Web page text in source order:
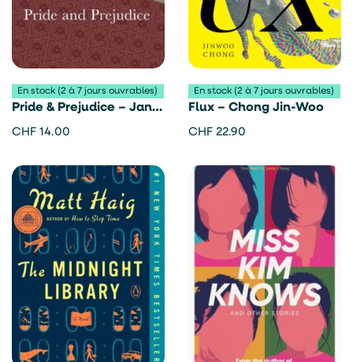
En stock (2 à 7 jours ouvrables)
Pride & Prejudice – Jane
Austen
CHF 14.00
En stock (2 à 7 jours ouvrables)
Flux – Chong Jin-Woo
CHF 22.90